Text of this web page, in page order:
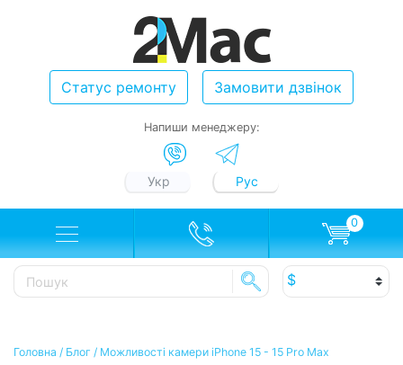
Статус ремонту Замовити дзвінок
Напиши менеджеру:
Укр Рус
0
Головна / Блог / Можливості камери iPhone 15 - 15 Pro Max